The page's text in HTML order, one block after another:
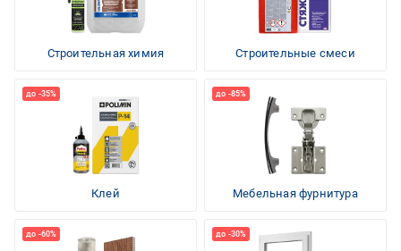
Строительная химия Строительные смеси
Клей Мебельная фурнитура